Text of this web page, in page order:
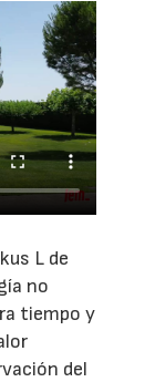
L de
no
tiempo y
del